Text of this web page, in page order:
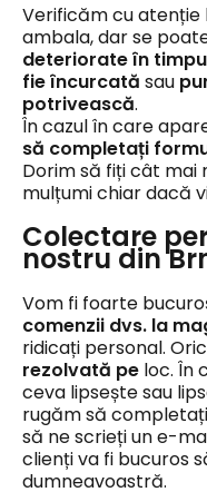
Verificăm cu atenție
ambala, dar se
deteriorate în
fie încurcată sau
potrivească.
În cazul în care
să completați
Dorim să fiți cât mai
mulțumi chiar dacă
Colectare
nostru din
Vom fi foarte
comenzii dvs. la
ridicați personal.
rezolvată pe loc. În
ceva lipsește sau
rugăm să completați
să ne scrieți un e-
clienți va fi bucuros
dumneavoastră.